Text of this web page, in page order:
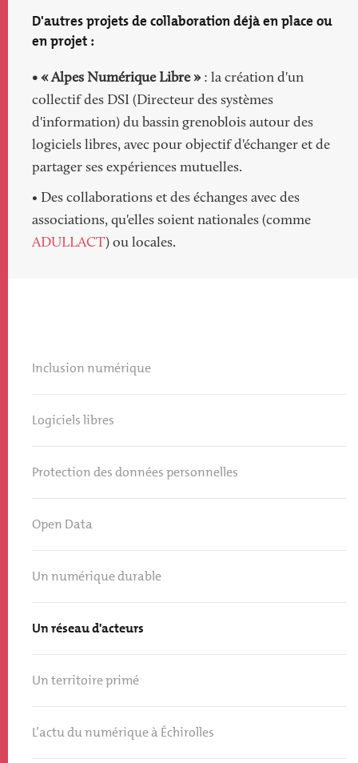
Inclusion numérique
Logiciels libres
Protection des données personnelles
Open Data
Un numérique durable
Un réseau d'acteurs
Un territoire primé
L’actu du numérique à Échirolles
D'autres projets de collaboration déjà en place ou
en projet :
• « Alpes Numérique Libre » : la création d'un
collectif des DSI (Directeur des systèmes
d'information) du bassin grenoblois autour des
logiciels libres, avec pour objectif d'échanger et de
partager ses expériences mutuelles.
• Des collaborations et des échanges avec des
associations, qu'elles soient nationales (comme
ADULLACT) ou locales.